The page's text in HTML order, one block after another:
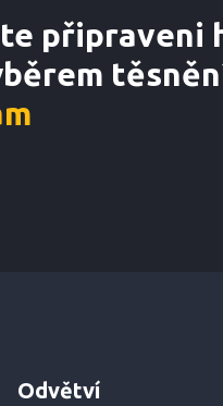
připraveni
Odvětví